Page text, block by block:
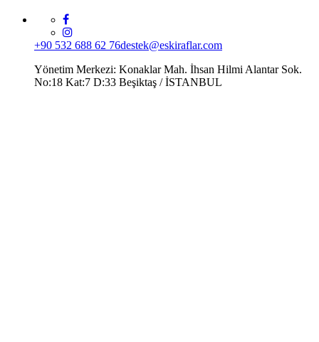
+90 532 688 62 76destek@eskiraflar.com
Yönetim Merkezi: Konaklar Mah. İhsan Hilmi Alantar Sok.
No:18 Kat:7 D:33 Beşiktaş / İSTANBUL